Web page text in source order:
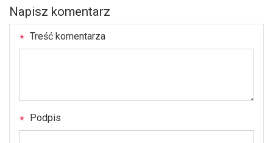
Napisz komentarz
Treść komentarza
Podpis